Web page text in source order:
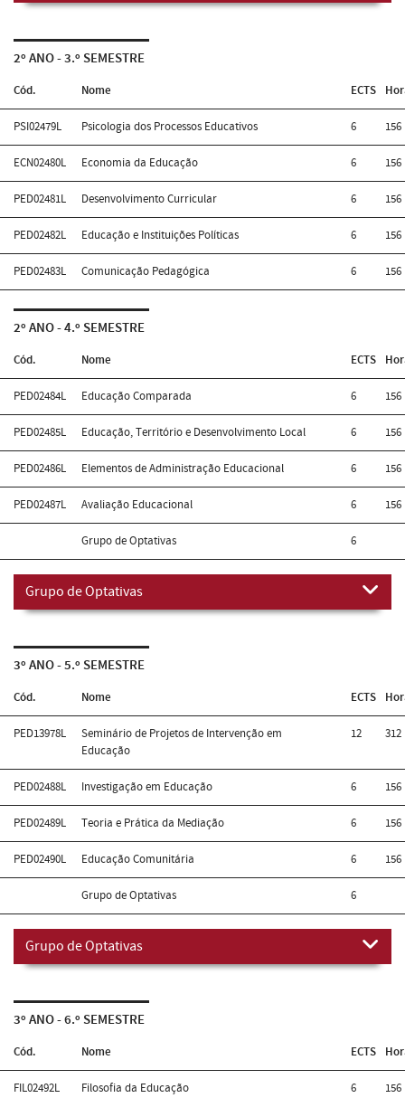
2º ANO - 3.º SEMESTRE
Cód. Nome ECTS
PSI02479L Psicologia dos Processos Educativos 6 156
ECN02480L Economia da Educação 6 156
PED02481L Desenvolvimento Curricular 6 156
PED02482L Educação e Instituições Políticas 6 156
PED02483L Comunicação Pedagógica 6 156
2º ANO - 4.º SEMESTRE
Cód. Nome ECTS
PED02484L Educação Comparada 6 156
PED02485L Educação, Território e Desenvolvimento Local 6 156
PED02486L Elementos de Administração Educacional 6 156
PED02487L Avaliação Educacional 6 156
Grupo de Optativas 6
Grupo de Optativas
3º ANO - 5.º SEMESTRE
Cód. Nome ECTS
PED13978L
Seminário de Projetos de Intervenção em
Educação
12 312
PED02488L Investigação em Educação 6 156
PED02489L Teoria e Prática da Mediação 6 156
PED02490L Educação Comunitária 6 156
Grupo de Optativas 6
Grupo de Optativas
3º ANO - 6.º SEMESTRE
Cód. Nome ECTS
FIL02492L Filosofia da Educação 6 156